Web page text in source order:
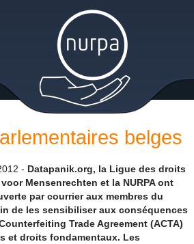
belges
- Datapanik.org, la Ligue des droits
Mensenrechten et la NURPA ont
par courrier aux membres du
de les sensibiliser aux conséquences
Trade Agreement (ACTA)
et droits fondamentaux. Les